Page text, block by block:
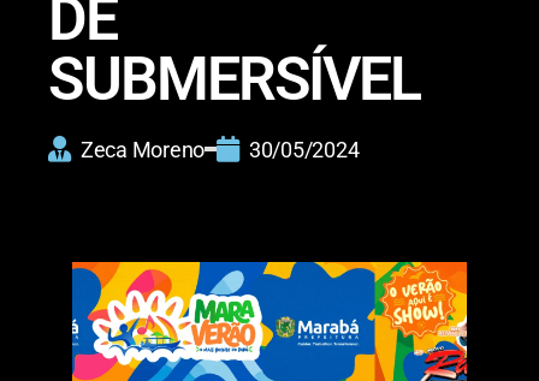
DE
SUBMERSÍVEL
Zeca Moreno 30/05/2024